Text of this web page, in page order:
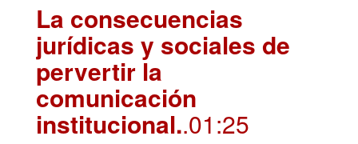
La consecuencias
jurídicas y sociales de
pervertir la
comunicación
institucional..01:25